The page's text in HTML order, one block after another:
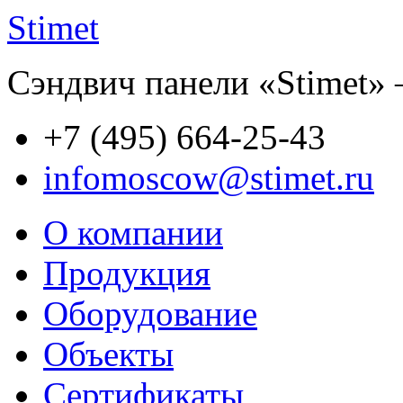
Stimet
Сэндвич панели
+7 (495) 664-25-43
infomoscow@stimet.ru
О компании
Продукция
Оборудование
Объекты
Сертификаты